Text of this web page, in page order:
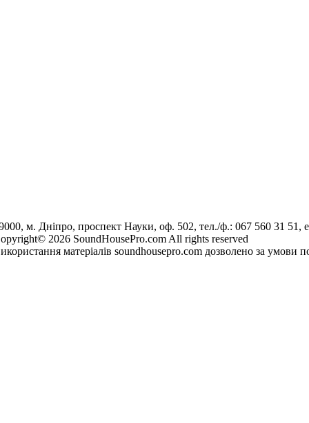
м. Дніпро, проспект Науки, оф. 502, тел./ф.: 067 560 31 51,
2026 SoundHousePro.com All rights reserved
матеріалів soundhousepro.com дозволено за умови